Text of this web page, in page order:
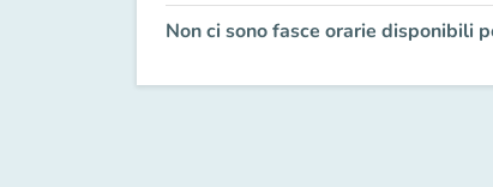
Non ci sono fasce orarie disponibili